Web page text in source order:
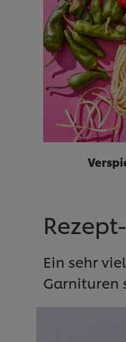
Ein sehr
Garnituren